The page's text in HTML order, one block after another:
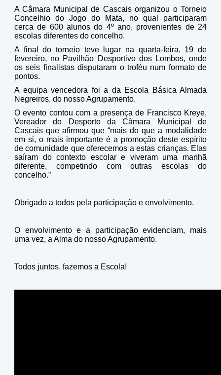
A Câmara Municipal de Cascais organizou o Torneio
Concelhio do Jogo do Mata, no qual participaram
cerca de 600 alunos do 4º ano, provenientes de 24
escolas diferentes do concelho.
A final do torneio teve lugar na quarta-feira, 19 de
fevereiro, no Pavilhão Desportivo dos Lombos, onde
os seis finalistas disputaram o troféu num formato de
pontos.
A equipa vencedora foi a da Escola Básica Almada
Negreiros, do nosso Agrupamento.
O evento contou com a presença de Francisco Kreye,
Vereador do Desporto da Câmara Municipal de
Cascais que afirmou que “mais do que a modalidade
em si, o mais importante é a promoção deste espírito
de comunidade que oferecemos a estas crianças. Elas
saíram do contexto escolar e viveram uma manhã
diferente, competindo com outras escolas do
concelho.”
Obrigado a todos pela participação e envolvimento.
O envolvimento e a participação evidenciam, mais
uma vez, a Alma do nosso Agrupamento.
Todos juntos, fazemos a Escola!